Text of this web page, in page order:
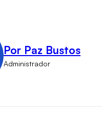
Por Paz Bustos
Administrador